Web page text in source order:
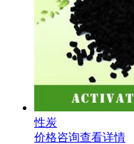
性炭
价格咨询查看详情